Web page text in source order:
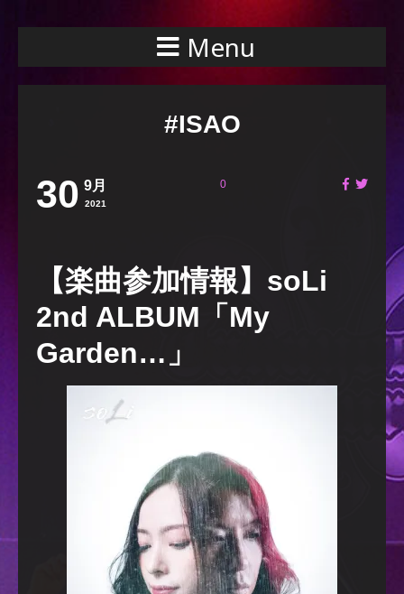
Menu
#ISAO
30 9月
2021
0
【楽曲参加情報】soLi
2nd ALBUM「My
Garden…」